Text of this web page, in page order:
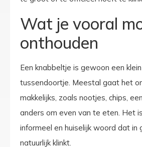
Wat je vooral
onthouden
Een knabbeltje is gewoon een
tussendoortje. Meestal gaat het
makkelijks, zoals nootjes, chips,
anders om even van te eten. Het
informeel en huiselijk woord dat in
natuurlijk klinkt.